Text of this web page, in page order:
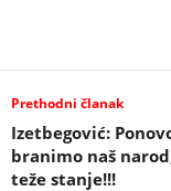
Prethodni članak
Izetbegović:
branimo naš
teže stanje!!!